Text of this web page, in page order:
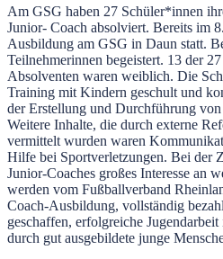
Am GSG haben 27 Schüler*innen
Junior- Coach absolviert. Bereits im
Ausbildung am GSG in Daun statt.
Teilnehmerinnen begeistert. 13 der
Absolventen waren weiblich. Die
Training mit Kindern geschult und
der Erstellung und Durchführung
Weitere Inhalte, die durch externe
vermittelt wurden waren
Hilfe bei Sportverletzungen. Bei der
Junior-Coaches großes Interesse an
werden vom Fußballverband
Coach-Ausbildung, vollständig
geschaffen, erfolgreiche
durch gut ausgebildete junge